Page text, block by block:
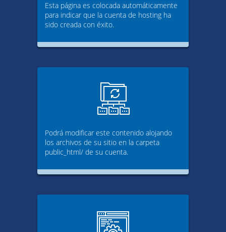
Esta página es colocada automáticamente
para indicar que la cuenta de hosting ha
sido creada con éxito.
Podrá modificar este contenido alojando
los archivos de su sitio en la carpeta
public_html/ de su cuenta.